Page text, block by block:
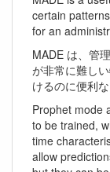
certain
for an
MADE は、管
が非常に難し
けるのに便利な
Prophet mode
to be trained,
time
allow